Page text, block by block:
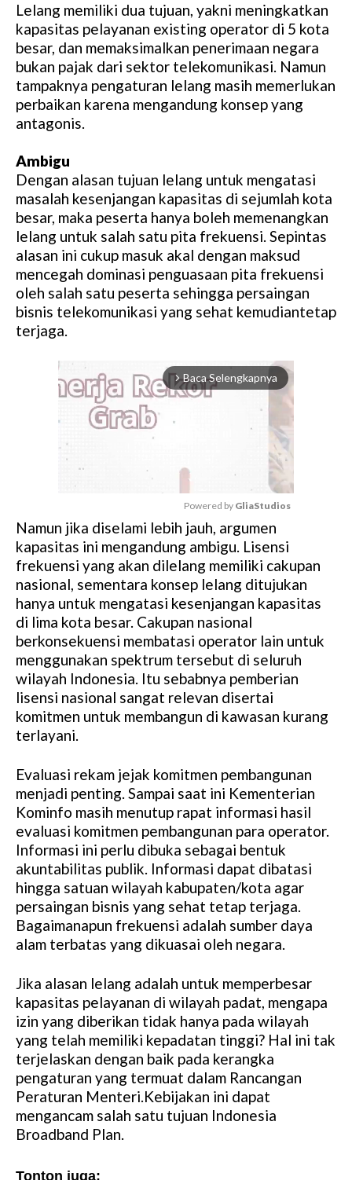
Lelang memiliki dua tujuan, yakni meningkatkan
kapasitas pelayanan existing operator di 5 kota
besar, dan memaksimalkan penerimaan negara
bukan pajak dari sektor telekomunikasi. Namun
tampaknya pengaturan lelang masih memerlukan
perbaikan karena mengandung konsep yang
antagonis.
Ambigu
Dengan alasan tujuan lelang untuk mengatasi
masalah kesenjangan kapasitas di sejumlah kota
besar, maka peserta hanya boleh memenangkan
lelang untuk salah satu pita frekuensi. Sepintas
alasan ini cukup masuk akal dengan maksud
mencegah dominasi penguasaan pita frekuensi
oleh salah satu peserta sehingga persaingan
bisnis telekomunikasi yang sehat kemudiantetap
terjaga.
arrow_forward_ios Baca Selengkapnya
M
u
e
Powered by GliaStudios
Namun jika diselami lebih jauh, argumen
kapasitas ini mengandung ambigu. Lisensi
frekuensi yang akan dilelang memiliki cakupan
nasional, sementara konsep lelang ditujukan
hanya untuk mengatasi kesenjangan kapasitas
di lima kota besar. Cakupan nasional
berkonsekuensi membatasi operator lain untuk
menggunakan spektrum tersebut di seluruh
wilayah Indonesia. Itu sebabnya pemberian
lisensi nasional sangat relevan disertai
komitmen untuk membangun di kawasan kurang
terlayani.
Evaluasi rekam jejak komitmen pembangunan
menjadi penting. Sampai saat ini Kementerian
Kominfo masih menutup rapat informasi hasil
evaluasi komitmen pembangunan para operator.
Informasi ini perlu dibuka sebagai bentuk
akuntabilitas publik. Informasi dapat dibatasi
hingga satuan wilayah kabupaten/kota agar
persaingan bisnis yang sehat tetap terjaga.
Bagaimanapun frekuensi adalah sumber daya
alam terbatas yang dikuasai oleh negara.
Jika alasan lelang adalah untuk memperbesar
kapasitas pelayanan di wilayah padat, mengapa
izin yang diberikan tidak hanya pada wilayah
yang telah memiliki kepadatan tinggi? Hal ini tak
terjelaskan dengan baik pada kerangka
pengaturan yang termuat dalam Rancangan
Peraturan Menteri.Kebijakan ini dapat
mengancam salah satu tujuan Indonesia
Broadband Plan.
Tonton juga: